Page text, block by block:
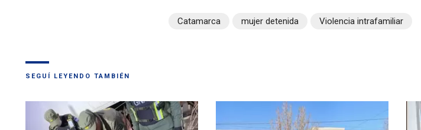
Catamarca mujer detenida Violencia intrafamiliar
SEGUÍ LEYENDO TAMBIÉN